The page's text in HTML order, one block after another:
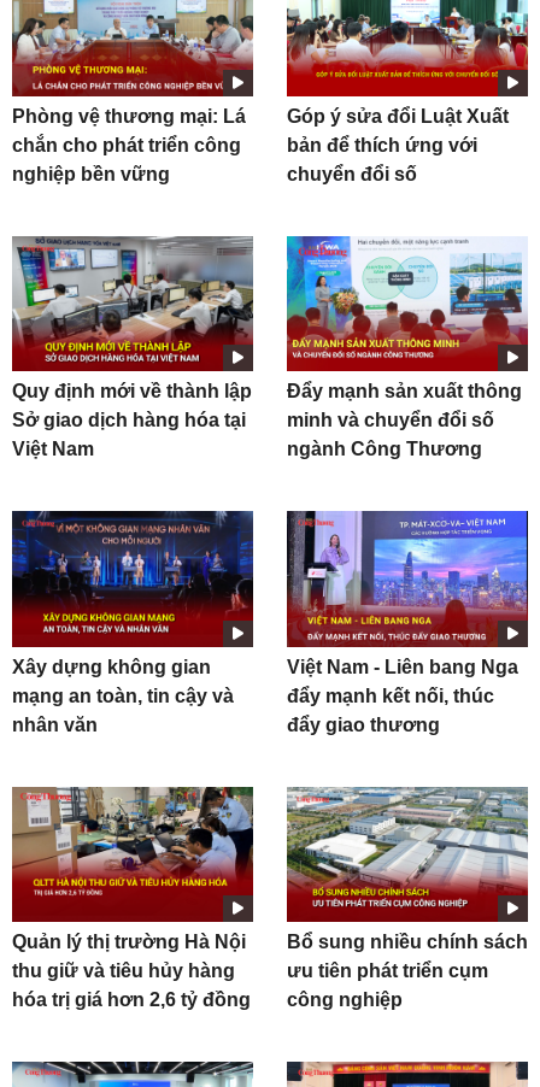
Phòng vệ thương mại: Lá
chắn cho phát triển công
nghiệp bền vững
Góp ý sửa đổi Luật Xuất
bản để thích ứng với
chuyển đổi số
Quy định mới về thành lập
Sở giao dịch hàng hóa tại
Việt Nam
Đẩy mạnh sản xuất thông
minh và chuyển đổi số
ngành Công Thương
Xây dựng không gian
mạng an toàn, tin cậy và
nhân văn
Việt Nam - Liên bang Nga
đẩy mạnh kết nối, thúc
đẩy giao thương
Quản lý thị trường Hà Nội
thu giữ và tiêu hủy hàng
hóa trị giá hơn 2,6 tỷ đồng
Bổ sung nhiều chính sách
ưu tiên phát triển cụm
công nghiệp